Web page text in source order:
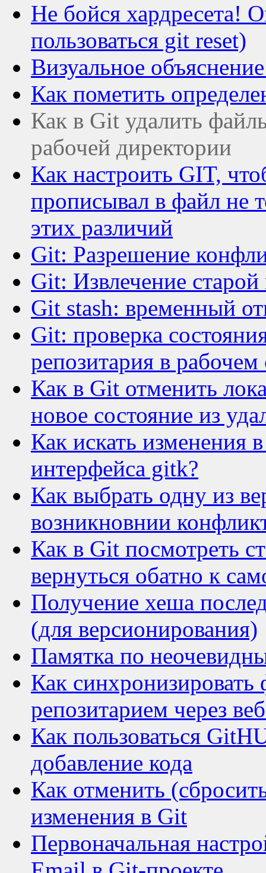
Не бойся хардресета!
пользоваться git reset)
Визуальное
Как пометить
Как в Git удалить
рабочей директории
Как настроить GIT,
прописывал в файл не
этих различий
Git: Разрешение
Git: Извлечение
Git stash: временный
Git: проверка
репозитария в рабочем
Как в Git отменить
новое состояние из
Как искать
интерфейса gitk?
Как выбрать одну из
возникновнии
Как в Git посмотреть
вернуться обатно к
Получение хеша
(для версионирования)
Памятка по
Как
репозитарием через
Как пользоваться
добавление кода
Как отменить
изменения в Git
Первоначальная